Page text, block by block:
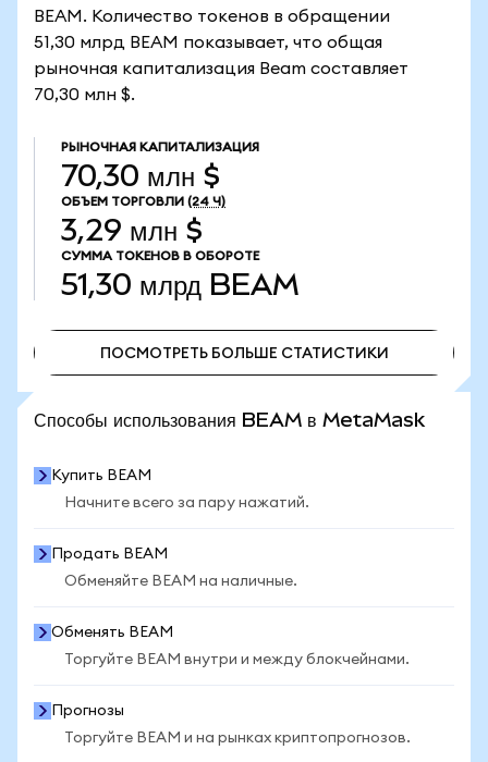
BEAM. Количество токенов в обращении
51,30 млрд BEAM показывает, что общая
рыночная капитализация Beam составляет
70,30 млн $.
РЫНОЧНАЯ КАПИТАЛИЗАЦИЯ
70,30 млн $
ОБЪЕМ ТОРГОВЛИ (24 Ч)
3,29 млн $
СУММА ТОКЕНОВ В ОБОРОТЕ
51,30 млрд BEAM
ПОСМОТРЕТЬ БОЛЬШЕ СТАТИСТИКИ
Способы использования BEAM в MetaMask
Купить BEAM
Начните всего за пару нажатий.
Продать BEAM
Обменяйте BEAM на наличные.
Обменять BEAM
Торгуйте BEAM внутри и между блокчейнами.
Прогнозы
Торгуйте BEAM и на рынках криптопрогнозов.